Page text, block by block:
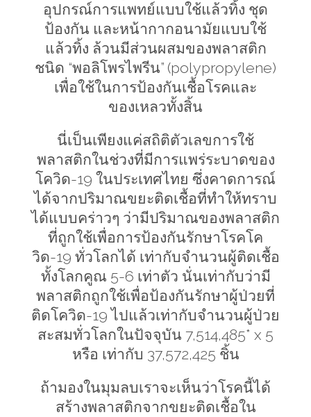
อุปกรณ์การแพทย์แบบใช้แล้วทิ้ง ชุด
ป้องกัน และหน้ากากอนามัยแบบใช้
แล้วทิ้ง ล้วนมีส่วนผสมของพลาสติก
ชนิด “พอลิโพรไพรีน” (polypropylene)
เพื่อใช้ในการป้องกันเชื้อโรคและ
ของเหลวทั้งสิ้น
นี่เป็นเพียงแค่สถิติตัวเลขการใช้
พลาสติกในช่วงที่มีการแพร่ระบาดของ
โควิด-19 ในประเทศไทย ซึ่งคาดการณ์
ได้จากปริมาณขยะติดเชื้อที่ทำให้ทราบ
ได้แบบคร่าวๆ ว่ามีปริมาณของพลาสติก
ที่ถูกใช้เพื่อการป้องกันรักษาโรคโค
วิด-19 ทั่วโลกได้ เท่ากับจำนวนผู้ติดเชื้อ
ทั้งโลกคูณ 5-6 เท่าตัว นั่นเท่ากับว่ามี
พลาสติกถูกใช้เพื่อป้องกันรักษาผู้ป่วยที่
ติดโควิด-19 ไปแล้วเท่ากับจำนวนผู้ป่วย
สะสมทั่วโลกในปัจจุบัน 7,514,485* x 5
หรือ เท่ากับ 37,572,425 ชิ้น
ถ้ามองในมุมลบเราจะเห็นว่าโรคนี้ได้
สร้างพลาสติกจากขยะติดเชื้อใน